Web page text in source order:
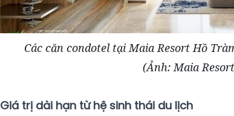
Các căn condotel tại Maia Resort Hồ
(Ảnh: Maia
Giá trị dài hạn từ hệ sinh thái du lịch